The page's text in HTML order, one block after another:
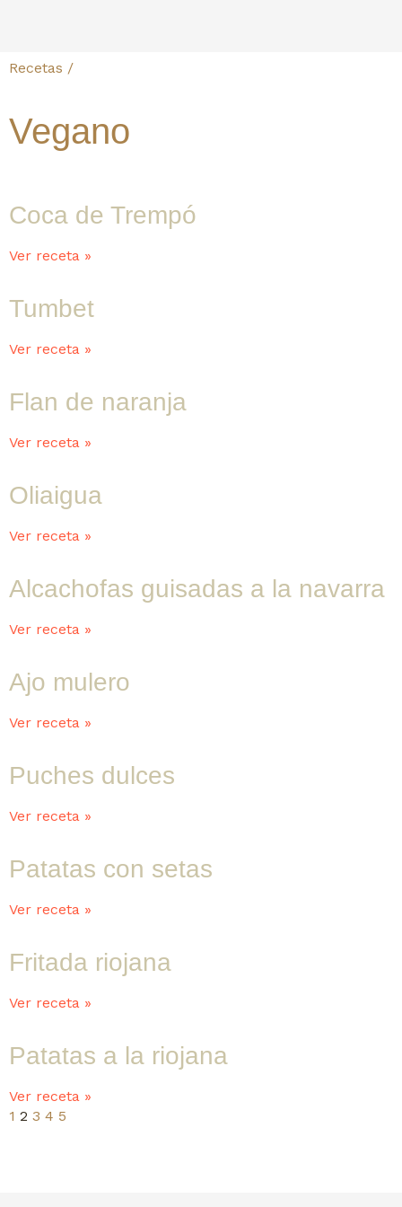
Recetas /
Vegano
Coca de Trempó
Ver receta »
Tumbet
Ver receta »
Flan de naranja
Ver receta »
Oliaigua
Ver receta »
Alcachofas guisadas a la navarra
Ver receta »
Ajo mulero
Ver receta »
Puches dulces
Ver receta »
Patatas con setas
Ver receta »
Fritada riojana
Ver receta »
Patatas a la riojana
Ver receta »
1 2 3 4 5